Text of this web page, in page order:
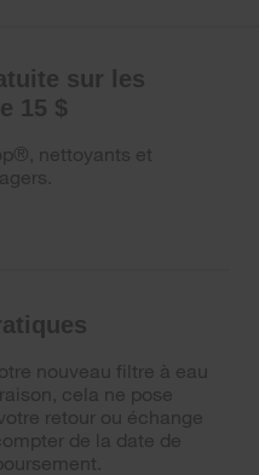
sur les
15 $
nettoyants et
nouveau filtre à eau
cela ne pose
retour ou échange
de la date de